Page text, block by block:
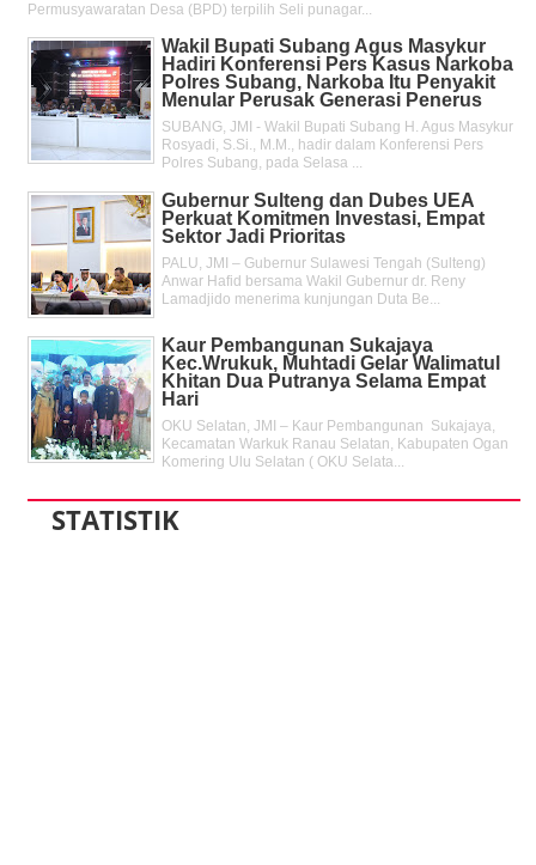
Permusyawaratan Desa (BPD) terpilih Seli punagar...
Wakil Bupati Subang Agus Masykur
Hadiri Konferensi Pers Kasus Narkoba
Polres Subang, Narkoba Itu Penyakit
Menular Perusak Generasi Penerus
SUBANG, JMI - Wakil Bupati Subang H. Agus Masykur
Rosyadi, S.Si., M.M., hadir dalam Konferensi Pers
Polres Subang, pada Selasa ...
Gubernur Sulteng dan Dubes UEA
Perkuat Komitmen Investasi, Empat
Sektor Jadi Prioritas
PALU, JMI – Gubernur Sulawesi Tengah (Sulteng)
Anwar Hafid bersama Wakil Gubernur dr. Reny
Lamadjido menerima kunjungan Duta Be...
Kaur Pembangunan Sukajaya
Kec.Wrukuk, Muhtadi Gelar Walimatul
Khitan Dua Putranya Selama Empat
Hari
OKU Selatan, JMI – Kaur Pembangunan Sukajaya,
Kecamatan Warkuk Ranau Selatan, Kabupaten Ogan
Komering Ulu Selatan ( OKU Selata...
STATISTIK